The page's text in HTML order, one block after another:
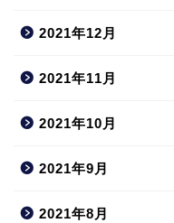
2021年12月
2021年11月
2021年10月
2021年9月
2021年8月